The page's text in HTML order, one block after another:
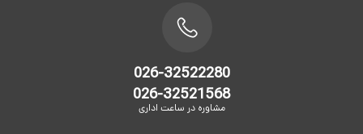
026-32522280
026-32521568
مشاوره در ساعت اداری